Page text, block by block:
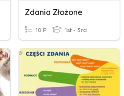
Zdania Złożone
10 P 1st - 3rd